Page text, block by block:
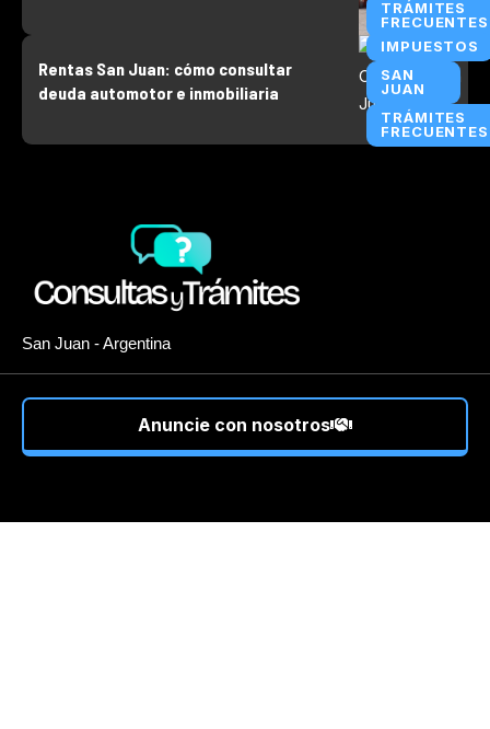
TRÁMITES
FRECUENTES
IMPUESTOS
SAN
JUAN
TRÁMITES
FRECUENTES
Rentas San Juan: cómo consultar
deuda automotor e inmobiliaria
San Juan - Argentina
Anuncie con nosotros